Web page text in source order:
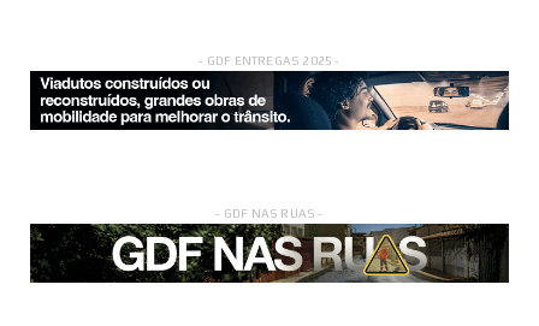
- GDF ENTREGAS 2025 -
- GDF NAS RUAS -